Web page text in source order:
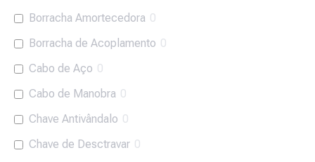
Borracha Amortecedora 0
Borracha de Acoplamento 0
Cabo de Aço 0
Cabo de Manobra 0
Chave Antivândalo 0
Chave de Desctravar 0